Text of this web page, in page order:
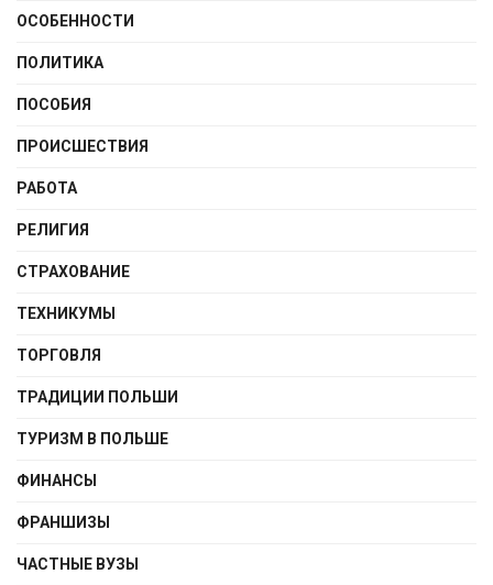
ОСОБЕННОСТИ
ПОЛИТИКА
ПОСОБИЯ
ПРОИСШЕСТВИЯ
РАБОТА
РЕЛИГИЯ
СТРАХОВАНИЕ
ТЕХНИКУМЫ
ТОРГОВЛЯ
ТРАДИЦИИ ПОЛЬШИ
ТУРИЗМ В ПОЛЬШЕ
ФИНАНСЫ
ФРАНШИЗЫ
ЧАСТНЫЕ ВУЗЫ